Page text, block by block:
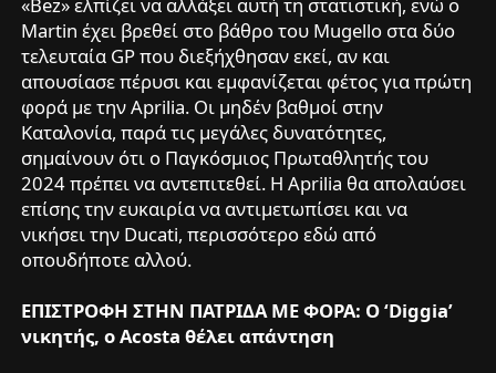
«Bez» ελπίζει να αλλάξει αυτή τη στατιστική, ενώ ο
Martin έχει βρεθεί στο βάθρο του Mugello στα δύο
τελευταία GP που διεξήχθησαν εκεί, αν και
απουσίασε πέρυσι και εμφανίζεται φέτος για πρώτη
φορά με την Aprilia. Οι μηδέν βαθμοί στην
Καταλονία, παρά τις μεγάλες δυνατότητες,
σημαίνουν ότι ο Παγκόσμιος Πρωταθλητής του
2024 πρέπει να αντεπιτεθεί. Η Aprilia θα απολαύσει
επίσης την ευκαιρία να αντιμετωπίσει και να
νικήσει την Ducati, περισσότερο εδώ από
οπουδήποτε αλλού.
ΕΠΙΣΤΡΟΦΗ ΣΤΗΝ ΠΑΤΡΙΔΑ ΜΕ ΦΟΡΑ: Ο ‘Diggia’
νικητής, ο Acosta θέλει απάντηση